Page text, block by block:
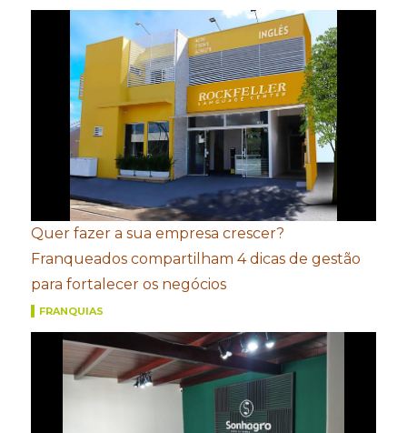
Quer fazer a sua empresa crescer?
Franqueados compartilham 4 dicas de gestão
para fortalecer os negócios
FRANQUIAS